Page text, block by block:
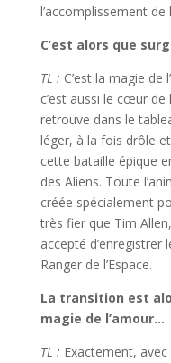
l’accomplissement de
C’est alors que
TL : C’est la magie de
c’est aussi le cœur de
retrouve dans le
léger, à la fois drôle
cette bataille épique
des Aliens. Toute
créée spécialement
très fier que Tim
accepté
Ranger de l’Espace.
La transition est
magie de l’amour…
TL : Exactement, avec